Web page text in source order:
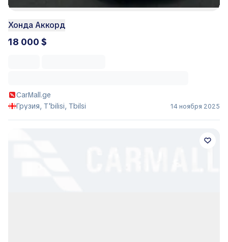
Хонда Аккорд
18 000 $
CarMall.ge
Грузия, T'bilisi, Tbilsi
14 ноября 2025